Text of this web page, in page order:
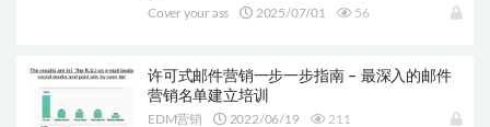
Cover your ass 2025/07/01 56
许可式邮件营销一步一步指南 – 最深入的邮件
营销名单建立培训
EDM营销 2022/06/19 211